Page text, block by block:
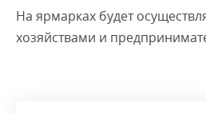
На ярмарках будет
хозяйствами и